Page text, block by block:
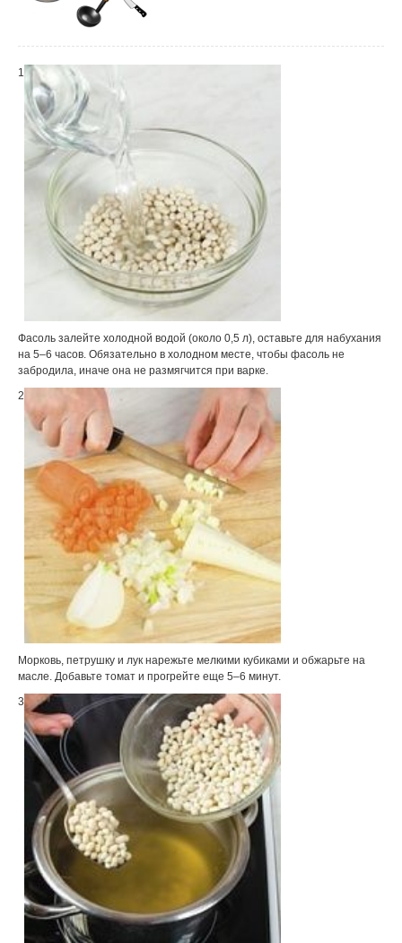
1
Фасоль залейте холодной водой (около 0,5 л), оставьте для набухания
на 5–6 часов. Обязательно в холодном месте, чтобы фасоль не
забродила, иначе она не размягчится при варке.
2
Морковь, петрушку и лук нарежьте мелкими кубиками и обжарьте на
масле. Добавьте томат и прогрейте еще 5–6 минут.
3